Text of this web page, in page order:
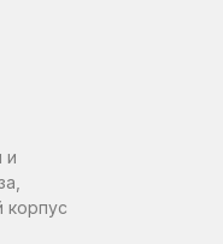
и
корпус